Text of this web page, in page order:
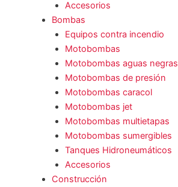
Accesorios
Bombas
Equipos contra incendio
Motobombas
Motobombas aguas negras
Motobombas de presión
Motobombas caracol
Motobombas jet
Motobombas multietapas
Motobombas sumergibles
Tanques Hidroneumáticos
Accesorios
Construcción